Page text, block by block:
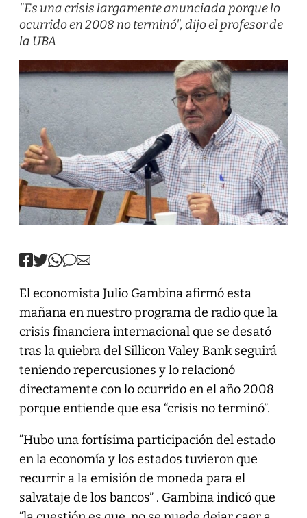
"Es una crisis largamente anunciada porque lo
ocurrido en 2008 no terminó", dijo el profesor de
la UBA
El economista Julio Gambina afirmó esta
mañana en nuestro programa de radio que la
crisis financiera internacional que se desató
tras la quiebra del Sillicon Valey Bank seguirá
teniendo repercusiones y lo relacionó
directamente con lo ocurrido en el año 2008
porque entiende que esa “crisis no terminó”.
“Hubo una fortísima participación del estado
en la economía y los estados tuvieron que
recurrir a la emisión de moneda para el
salvataje de los bancos” . Gambina indicó que